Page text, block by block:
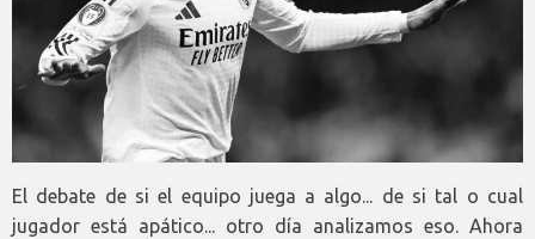
El debate de si el equipo juega a algo... de si tal o cual
jugador está apático... otro día analizamos eso. Ahora